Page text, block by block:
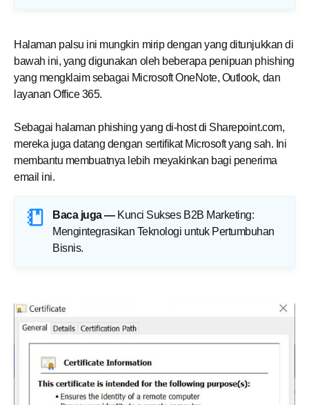
Halaman palsu ini mungkin mirip dengan yang ditunjukkan di
bawah ini, yang digunakan oleh beberapa penipuan phishing
yang mengklaim sebagai Microsoft OneNote, Outlook, dan
layanan Office 365.
Sebagai halaman phishing yang di-host di Sharepoint.com,
mereka juga datang dengan sertifikat Microsoft yang sah. Ini
membantu membuatnya lebih meyakinkan bagi penerima
email ini.
Baca juga — Kunci Sukses B2B Marketing:
Mengintegrasikan Teknologi untuk Pertumbuhan
Bisnis.